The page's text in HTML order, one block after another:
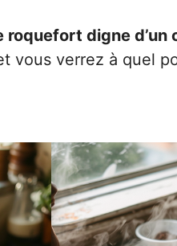
roquefort digne d’un
vous verrez à quel